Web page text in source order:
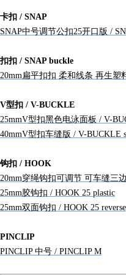
卡扣 / SNAP
SNAP中号调节公扣25开口版 /
扣扣 / SNAP buckle
20mm扁平扣扣 柔和线条 再生塑
V型扣 / V-BUCKLE
25mmV型扣黑色电泳面板 / V-
40mmV型扣车缝版 / V-BUCKLE
钩扣 / HOOK
20mm穿绳钩扣可调节 可车缝三
25mm胶钩扣 / HOOK 25 plastic
25mm双面钩扣 / HOOK 25 reverse
PINCLIP
PINCLIP 中号 / PINCLIP M